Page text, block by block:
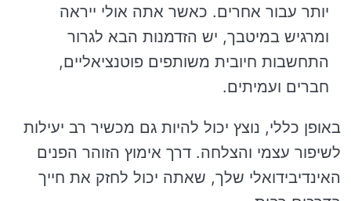
יותר עבור אחרים. כאשר אתה אולי ייראה
ומרגיש במיטבך, יש הזדמנות הבא לגרור
התחשבות חיובית משותפים פוטנציאליים,
חברים ועמיתים.
באופן כללי, נוצץ יכול להיות גם מכשיר רב יעילות
לשיפור עצמי והצלחה. דרך אימוץ הזוהר הפנים
האינדיבידואלי שלך, שאתה יכול לחזק את חייך